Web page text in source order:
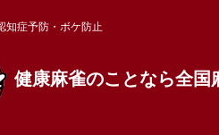
知症予防・ボケ防止
健康麻雀のことなら全国